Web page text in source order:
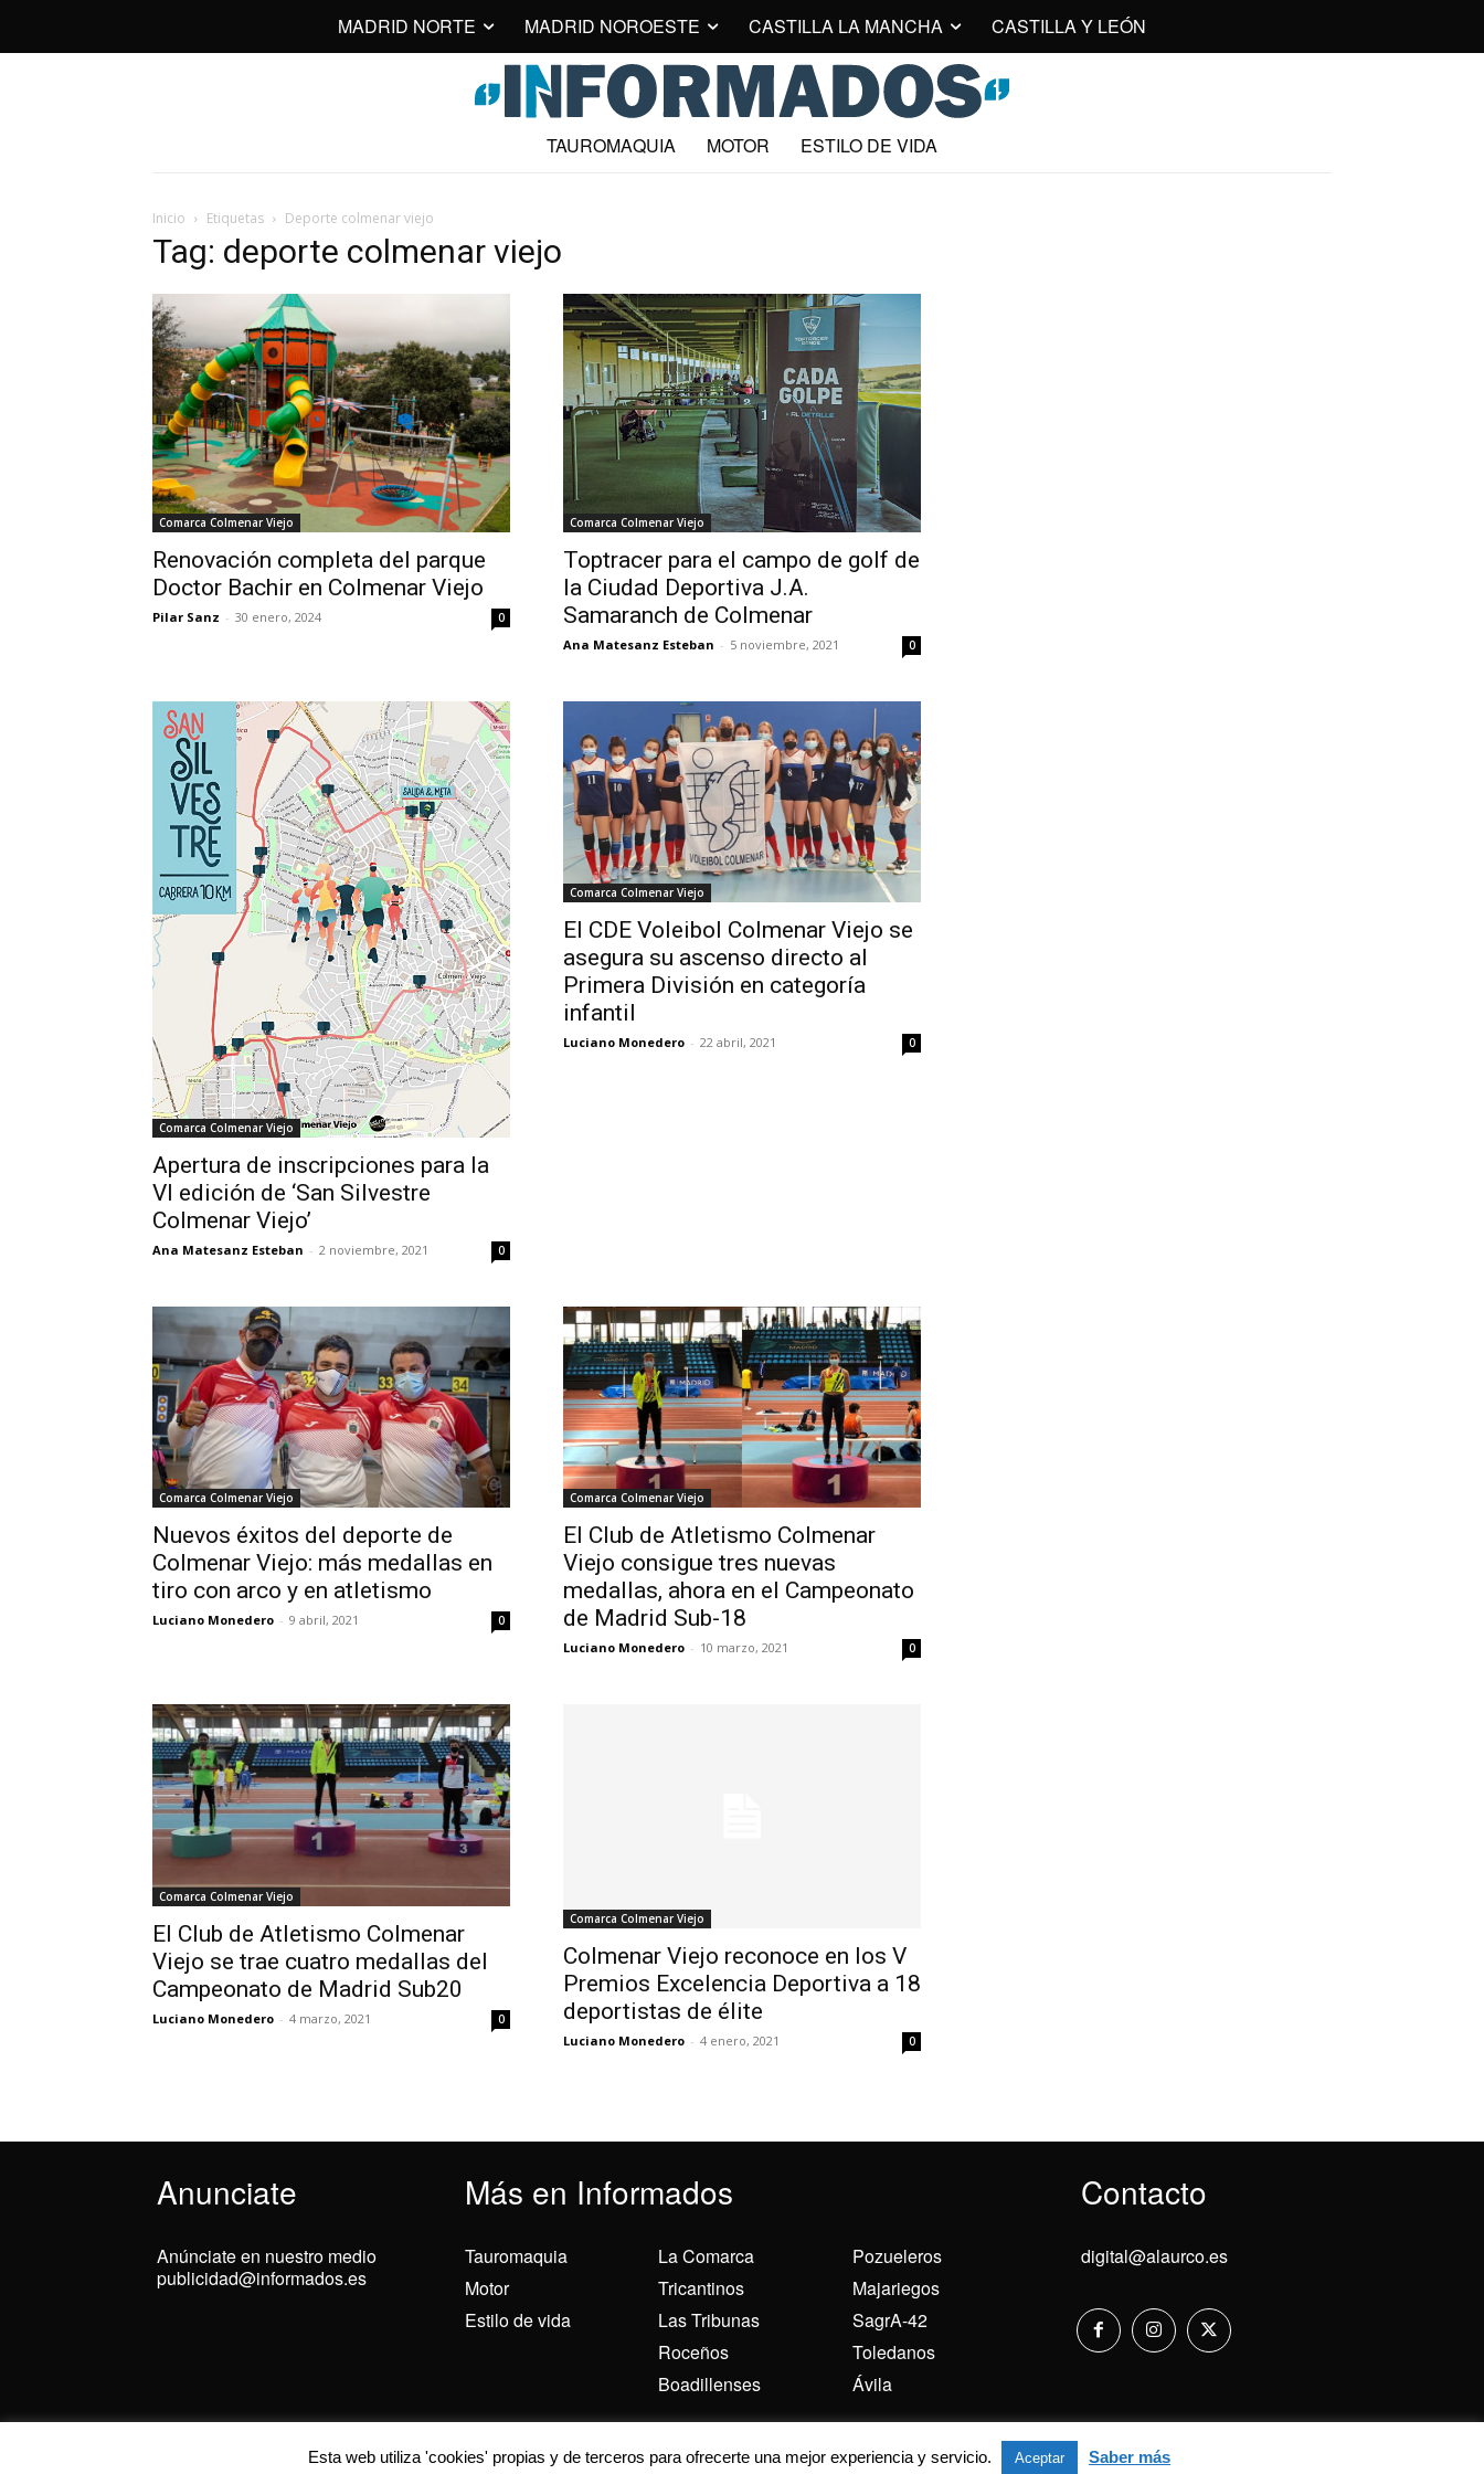
MADRID NORTE MADRID NOROESTE CASTILLA LA MANCHA CASTILLA Y LEÓN
TAUROMAQUIA MOTOR ESTILO DE VIDA
Inicio Etiquetas Deporte colmenar viejo
Tag: deporte colmenar viejo
Comarca Colmenar Viejo
Renovación completa del parque
Doctor Bachir en Colmenar Viejo
Pilar Sanz - 30 enero, 2024 0
Comarca Colmenar Viejo
Toptracer para el campo de golf de
la Ciudad Deportiva J.A.
Samaranch de Colmenar
Ana Matesanz Esteban - 5 noviembre, 2021 0
Comarca Colmenar Viejo
Apertura de inscripciones para la
VI edición de ‘San Silvestre
Colmenar Viejo’
Ana Matesanz Esteban - 2 noviembre, 2021 0
Comarca Colmenar Viejo
El CDE Voleibol Colmenar Viejo se
asegura su ascenso directo al
Primera División en categoría
infantil
Luciano Monedero - 22 abril, 2021 0
Comarca Colmenar Viejo
Nuevos éxitos del deporte de
Colmenar Viejo: más medallas en
tiro con arco y en atletismo
Luciano Monedero - 9 abril, 2021 0
Comarca Colmenar Viejo
El Club de Atletismo Colmenar
Viejo consigue tres nuevas
medallas, ahora en el Campeonato
de Madrid Sub-18
Luciano Monedero - 10 marzo, 2021 0
Comarca Colmenar Viejo
El Club de Atletismo Colmenar
Viejo se trae cuatro medallas del
Campeonato de Madrid Sub20
Luciano Monedero - 4 marzo, 2021 0
Comarca Colmenar Viejo
Colmenar Viejo reconoce en los V
Premios Excelencia Deportiva a 18
deportistas de élite
Luciano Monedero - 4 enero, 2021 0
Anunciate Más en Informados Contacto
Anúnciate en nuestro medio
publicidad@informados.es
Tauromaquia
Motor
Estilo de vida
La Comarca
Tricantinos
Las Tribunas
Roceños
Boadillenses
Pozueleros
Majariegos
SagrA-42
Toledanos
Ávila
digital@alaurco.es
Aviso Legal
Esta web utiliza 'cookies' propias y de terceros para ofrecerte una mejor experiencia y servicio. Aceptar Saber más
Utilizamos cookies para ofrecerte la mejor experiencia en nuestra web.
Puedes aprender más sobre qué cookies utilizamos o desactivarlas en losajustes. Aceptar